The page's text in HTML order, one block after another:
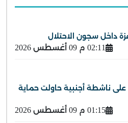
داخل سجون الاحتلال
02:11 م 09 أغسطس 2026
ناشطة أجنبية حاولت حماية
01:15 م 09 أغسطس 2026